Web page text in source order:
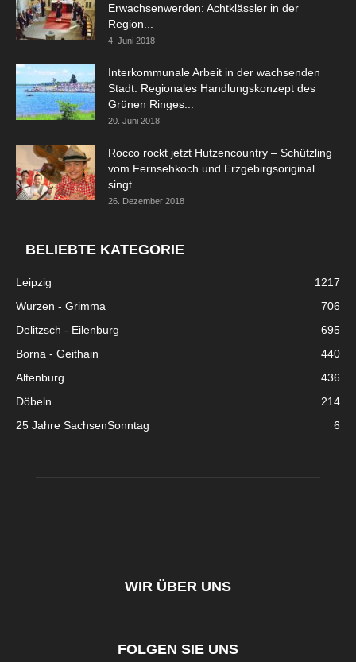
Erwachsenwerden: Achtklässler in der
Region...
4. Juni 2018
Interkommunale Arbeit in der wachsenden
Stadt: Regionales Handlungskonzept des
Grünen Ringes...
20. Juni 2018
Rocco rockt jetzt Hutzencountry – Schützling
vom Fernsehkoch und Erzgebirgsoriginal
singt...
26. Dezember 2018
BELIEBTE KATEGORIE
Leipzig
1217
Wurzen - Grimma
706
Delitzsch - Eilenburg
695
Borna - Geithain
440
Altenburg
436
Döbeln
214
25 Jahre SachsenSonntag
6
WIR ÜBER UNS
FOLGEN SIE UNS